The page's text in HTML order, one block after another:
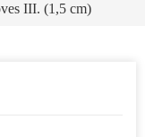
III. (1,5 cm)